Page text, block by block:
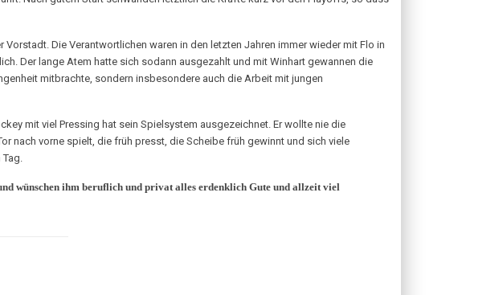
Die Verantwortlichen waren in den letzten Jahren immer wieder mit Flo in
Der lange Atem hatte sich sodann ausgezahlt und mit Winhart gewannen die
mitbrachte, sondern insbesondere auch die Arbeit mit jungen
mit viel Pressing hat sein Spielsystem ausgezeichnet. Er wollte nie die
nach vorne spielt, die früh presst, die Scheibe früh gewinnt und sich viele
wünschen ihm beruflich und privat alles erdenklich Gute und allzeit viel